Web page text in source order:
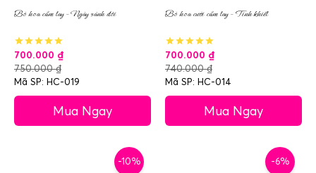
Bó hoa cầm tay – Ngày sánh đôi
700.000 ₫
750.000₫
Mã SP: HC-019
Mua Ngay
Bó hoa cưới cầm tay – Tinh khiết
700.000 ₫
740.000₫
Mã SP: HC-014
Mua Ngay
-10% -6%